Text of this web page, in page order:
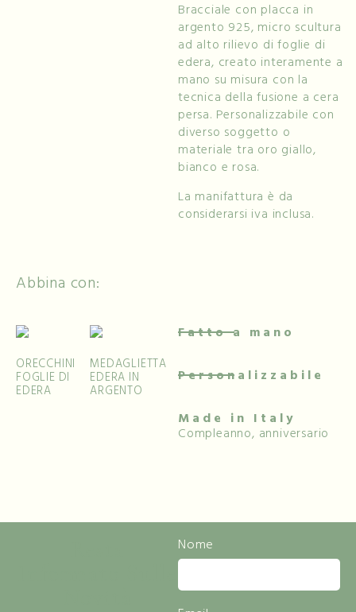
Bracciale con placca in
argento 925, micro scultura
ad alto rilievo di foglie di
edera, creato interamente a
mano su misura con la
tecnica della fusione a cera
persa. Personalizzabile con
diverso soggetto o
materiale tra oro giallo,
bianco e rosa.
La manifattura è da
considerarsi iva inclusa.
Abbina con:
ORECCHINI
FOGLIE DI
EDERA
MEDAGLIETTA
EDERA IN
ARGENTO
Fatto a mano
Personalizzabile
Made in Italy
Compleanno, anniversario
Nome